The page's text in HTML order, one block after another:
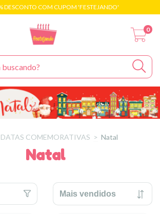
DESCONTO COM CUPOM 'FESTEJANDO'
0
DATAS COMEMORATIVAS > Natal
Natal